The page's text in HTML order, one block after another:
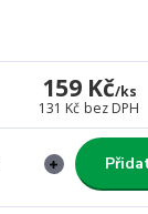
159 Kč/ks
131 Kč bez DPH